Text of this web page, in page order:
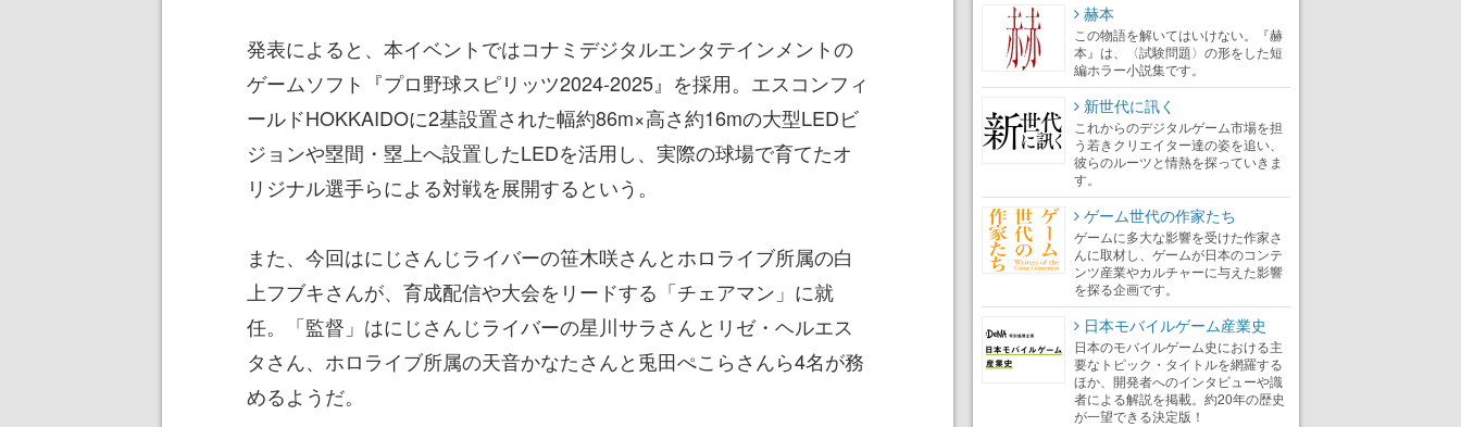
発表によると、本イベントではコナミデジタルエンタテインメントの
ゲームソフト『プロ野球スピリッツ2024-2025』を採用。エスコンフィ
ールドHOKKAIDOに2基設置された幅約86m×高さ約16mの大型LEDビ
ジョンや塁間・塁上へ設置したLEDを活用し、実際の球場で育てたオ
リジナル選手らによる対戦を展開するという。
また、今回はにじさんじライバーの笹木咲さんとホロライブ所属の白
上フブキさんが、育成配信や大会をリードする「チェアマン」に就
任。「監督」はにじさんじライバーの星川サラさんとリゼ・ヘルエス
タさん、ホロライブ所属の天音かなたさんと兎田ぺこらさんら4名が務
めるようだ。
赫本
この物語を解いてはいけない。『赫
本』は、〈試験問題〉の形をした短
編ホラー小説集です。
新世代に訊く
これからのデジタルゲーム市場を担
う若きクリエイター達の姿を追い、
彼らのルーツと情熱を探っていきま
す。
ゲーム世代の作家たち
ゲームに多大な影響を受けた作家さ
んに取材し、ゲームが日本のコンテ
ンツ産業やカルチャーに与えた影響
を探る企画です。
日本モバイルゲーム産業史
日本のモバイルゲーム史における主
要なトピック・タイトルを網羅する
ほか、開発者へのインタビューや識
者による解説を掲載。約20年の歴史
が一望できる決定版！